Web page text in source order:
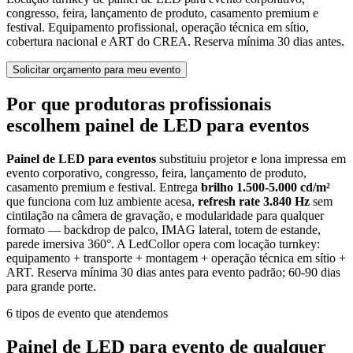
congresso, feira, lançamento de produto, casamento premium e
festival. Equipamento profissional, operação técnica em sítio,
cobertura nacional e ART do CREA. Reserva mínima 30 dias antes.
Solicitar orçamento para meu evento
Por que produtoras profissionais
escolhem painel de LED para eventos
Painel de LED para eventos substituiu projetor e lona impressa em
evento corporativo, congresso, feira, lançamento de produto,
casamento premium e festival. Entrega brilho 1.500-5.000 cd/m²
que funciona com luz ambiente acesa, refresh rate 3.840 Hz sem
cintilação na câmera de gravação, e modularidade para qualquer
formato — backdrop de palco, IMAG lateral, totem de estande,
parede imersiva 360°. A LedCollor opera com locação turnkey:
equipamento + transporte + montagem + operação técnica em sítio +
ART. Reserva mínima 30 dias antes para evento padrão; 60-90 dias
para grande porte.
6 tipos de evento que atendemos
Painel de LED para evento de qualquer